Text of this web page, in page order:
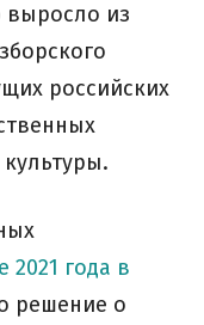
выросло из
российских
2021 года в
решение о